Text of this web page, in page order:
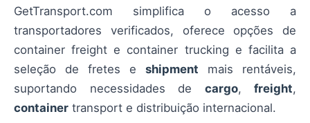
GetTransport.com simplifica o acesso a
transportadores verificados, oferece opções de
container freight e container trucking e facilita a
seleção de fretes e shipment mais rentáveis,
suportando necessidades de cargo, freight,
container transport e distribuição internacional.